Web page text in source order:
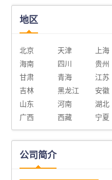
地区
北京 天津 上海
海南
四川 贵州
甘肃
青海 江苏
吉林
黑龙江 安徽
山东
河南 湖北
广西
西藏 宁夏
公司简介